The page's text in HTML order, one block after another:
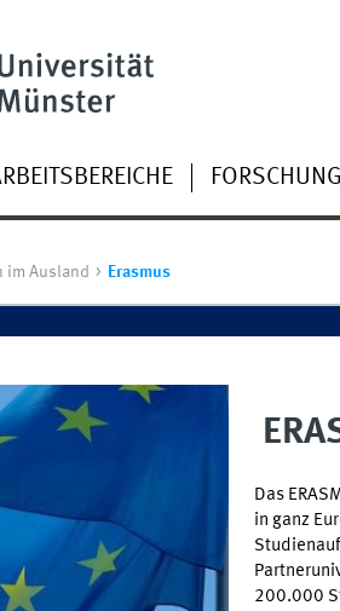
FORSCHUNG
im Ausland Erasmus
Das
in ganz
200.000